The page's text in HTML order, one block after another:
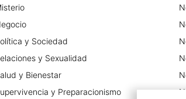
y Sociedad
y Sexualidad
y Bienestar
y Preparacionismo